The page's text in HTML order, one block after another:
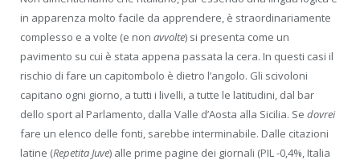
in apparenza molto facile da apprendere, è straordinariamente
complesso e a volte (e non avvolte) si presenta come un
pavimento su cui è stata appena passata la cera. In questi casi il
rischio di fare un capitombolo è dietro l’angolo. Gli scivoloni
capitano ogni giorno, a tutti i livelli, a tutte le latitudini, dal bar
dello sport al Parlamento, dalla Valle d’Aosta alla Sicilia. Se dovrei
fare un elenco delle fonti, sarebbe interminabile. Dalle citazioni
latine (Repetita Juve) alle prime pagine dei giornali (PIL -0,4%, Italia